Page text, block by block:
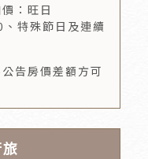
：旺日
特殊節日及連續
告房價差額方可